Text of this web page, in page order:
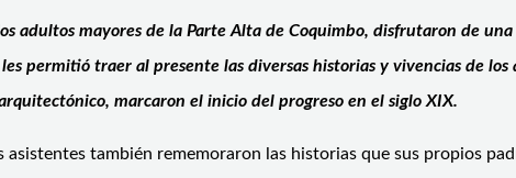
adultos mayores de la Parte Alta de Coquimbo, disfrutaron de
permitió traer al presente las diversas historias y vivencias de
marcaron el inicio del progreso en el siglo XIX.
también rememoraron las historias que sus propios